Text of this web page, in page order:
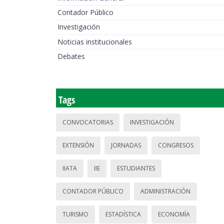
Contador Público
Investigación
Noticias institucionales
Debates
Tags
CONVOCATORIAS INVESTIGACIÓN
EXTENSIÓN JORNADAS CONGRESOS
IIATA IIE ESTUDIANTES
CONTADOR PÚBLICO ADMINISTRACIÓN
TURISMO ESTADÍSTICA ECONOMÍA